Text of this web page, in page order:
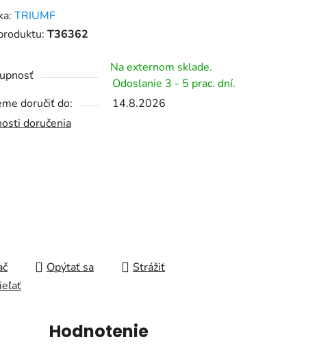
TRIUMF
T36362
Na externom sklade.
Odoslanie 3 - 5 prac. dní.
doručiť do:
14.8.2026
doručenia
Opýtať sa
Strážiť
Hodnotenie